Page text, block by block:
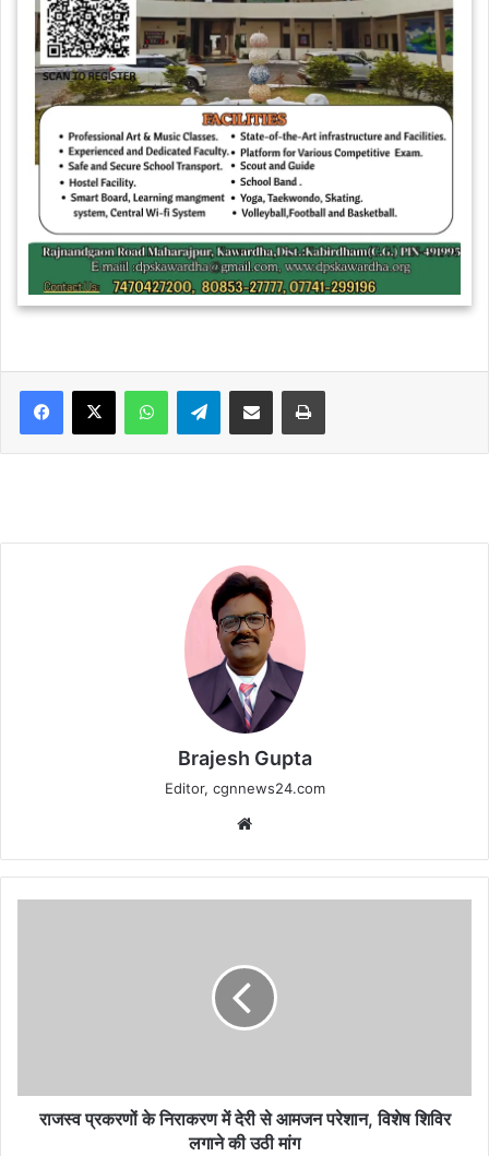
WhatsAppTelegramShare via Email Print
Brajesh Gupta
Editor, cgnnews24.com
परेशान,
विशेषराजस्व प्रकरणों के निराकरण में देरी से आमजन परेशान, विशेष शिविर
लगाने की उठी मांग